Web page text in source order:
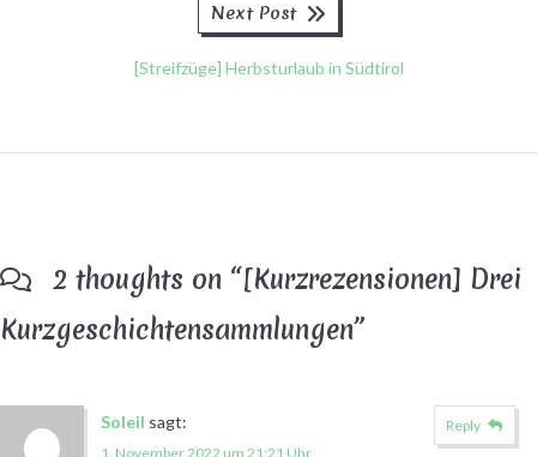
Next Post
[Streifzüge] Herbsturlaub in Südtirol
2 thoughts on “[Kurzrezensionen] Drei
Kurzgeschichtensammlungen”
Soleil sagt:
1. November 2022 um 21:21 Uhr
Reply